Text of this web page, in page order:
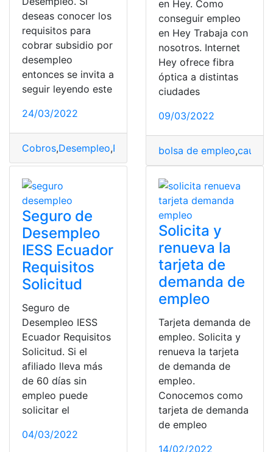
deseas conocer los
requisitos para
cobrar subsidio por
desempleo
entonces se invita a
seguir leyendo este
24/03/2022
Cobros,Desempleo,Requisitos,Seguro de Desempleo
en Hey. Como
conseguir empleo
en Hey Trabaja con
nosotros. Internet
Hey ofrece fibra
óptica a distintas
ciudades
09/03/2022
bolsa de empleo,causas
Seguro de
Desempleo
IESS Ecuador
Requisitos
Solicitud
Seguro de
Desempleo IESS
Ecuador Requisitos
Solicitud. Si el
afiliado lleva más
de 60 días sin
empleo puede
solicitar el
04/03/2022
Solicita y
renueva la
tarjeta de
demanda de
empleo
Tarjeta demanda de
empleo. Solicita y
renueva la tarjeta
de demanda de
empleo.
Conocemos como
tarjeta de demanda
de empleo
14/02/2022